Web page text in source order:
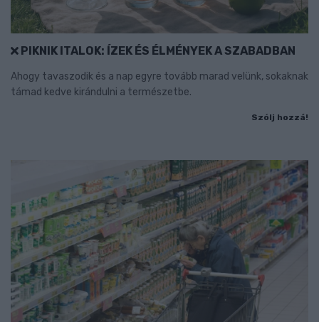
PIKNIK ITALOK: ÍZEK ÉS ÉLMÉNYEK A SZABADBAN
Ahogy tavaszodik és a nap egyre tovább marad velünk, sokaknak
támad kedve kirándulni a természetbe.
Szólj hozzá!